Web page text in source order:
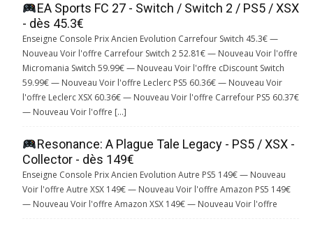
EA Sports FC 27 - Switch / Switch 2 / PS5 / XSX
- dès 45.3€
Enseigne Console Prix Ancien Evolution Carrefour Switch 45.3€ —
Nouveau Voir l'offre Carrefour Switch 2 52.81€ — Nouveau Voir l'offre
Micromania Switch 59.99€ — Nouveau Voir l'offre cDiscount Switch
59.99€ — Nouveau Voir l'offre Leclerc PS5 60.36€ — Nouveau Voir
l'offre Leclerc XSX 60.36€ — Nouveau Voir l'offre Carrefour PS5 60.37€
— Nouveau Voir l'offre […]
Resonance: A Plague Tale Legacy - PS5 / XSX -
Collector - dès 149€
Enseigne Console Prix Ancien Evolution Autre PS5 149€ — Nouveau
Voir l'offre Autre XSX 149€ — Nouveau Voir l'offre Amazon PS5 149€
— Nouveau Voir l'offre Amazon XSX 149€ — Nouveau Voir l'offre